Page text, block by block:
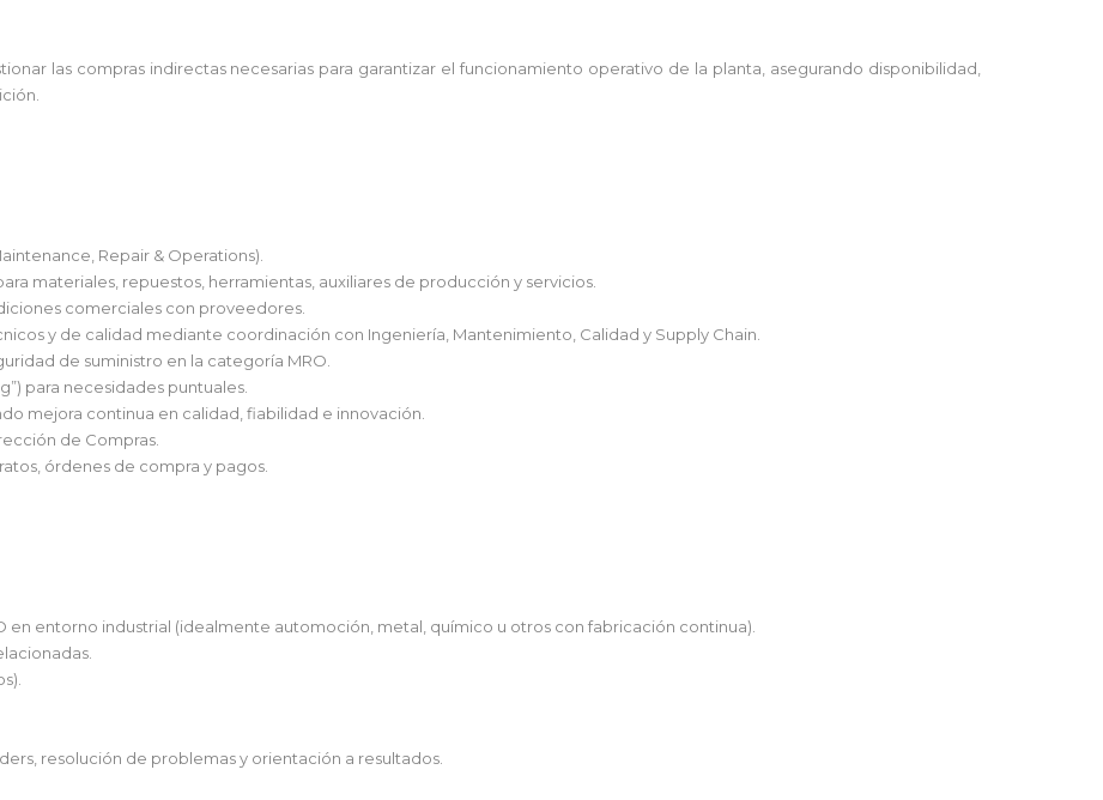
las compras indirectas necesarias para garantizar el funcionamiento operativo de la planta, asegurando disponibilidad,
Repair & Operations).
materiales, repuestos, herramientas, auxiliares de producción y servicios.
comerciales con proveedores.
y de calidad mediante coordinación con Ingeniería, Mantenimiento, Calidad y Supply Chain.
de suministro en la categoría MRO.
para necesidades puntuales.
mejora continua en calidad, fiabilidad e innovación.
de Compras.
órdenes de compra y pagos.
en entorno industrial (idealmente automoción, metal, químico u otros con fabricación continua).
resolución de problemas y orientación a resultados.